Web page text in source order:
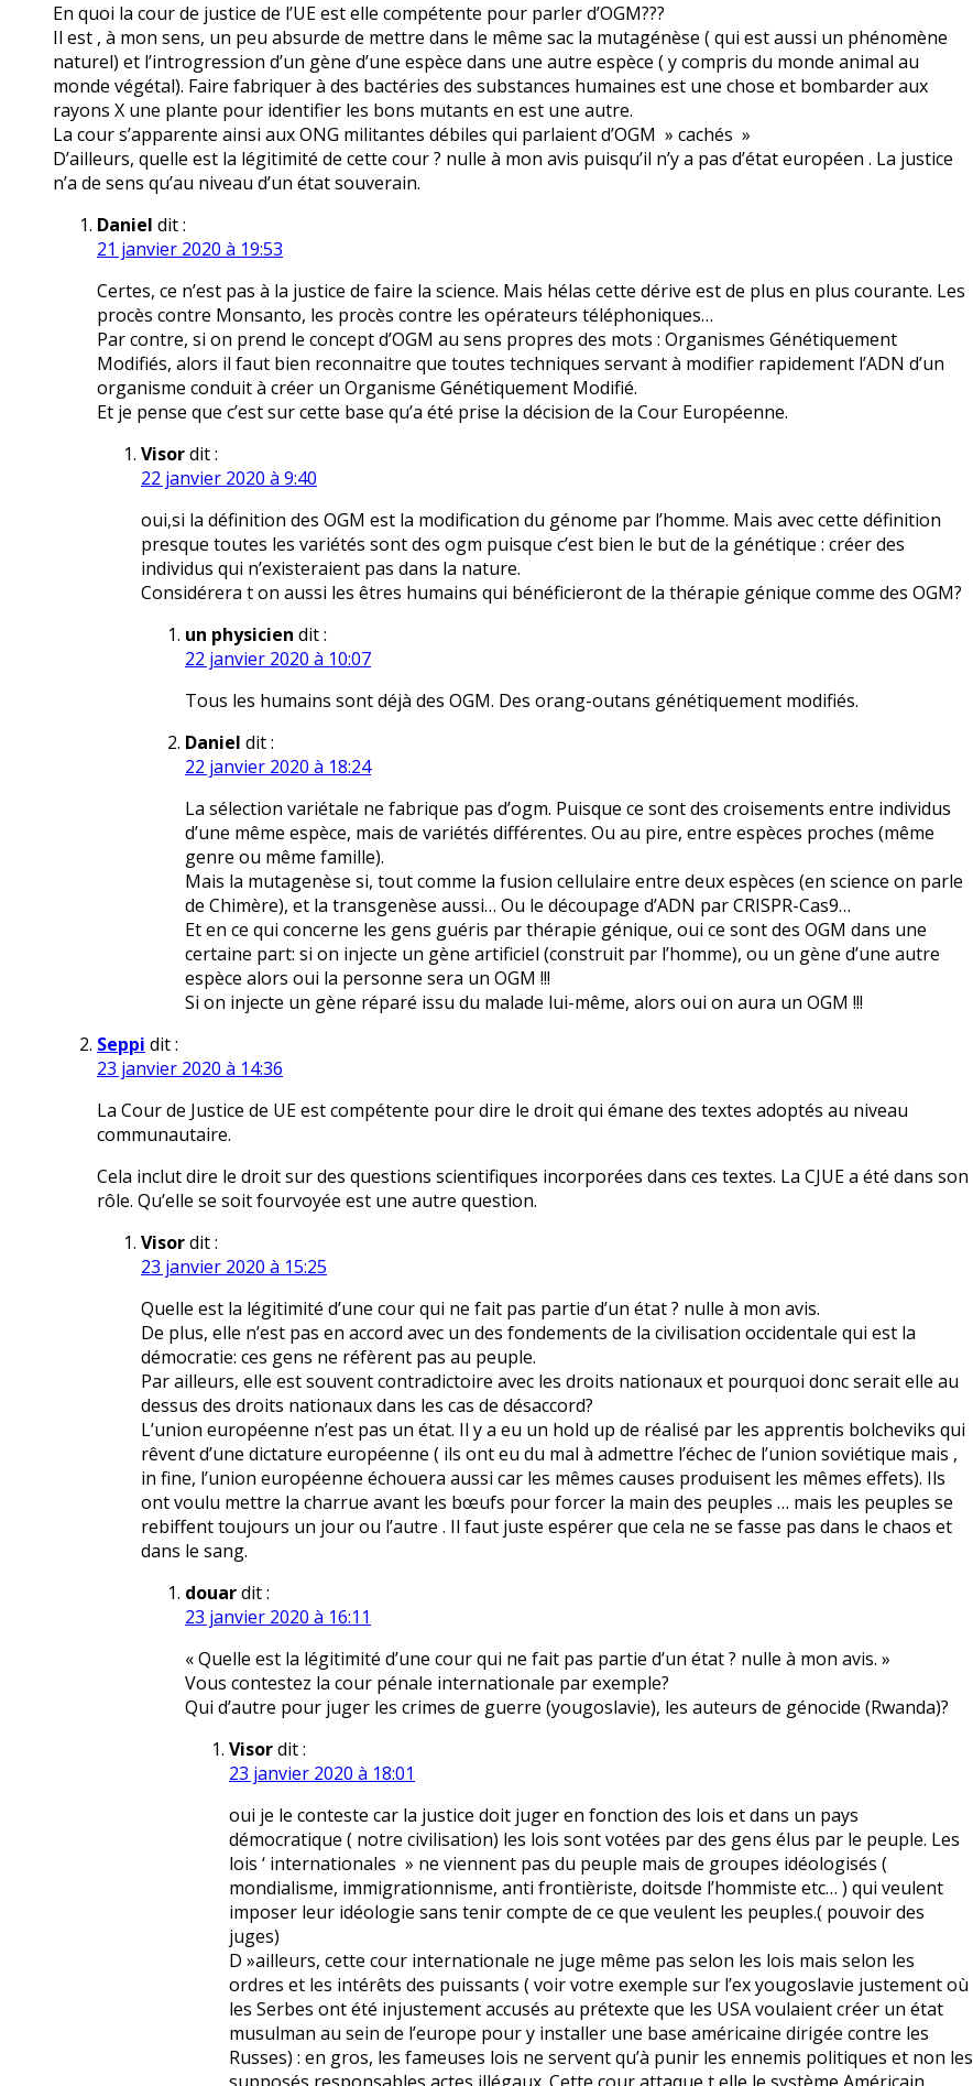
En quoi la cour de justice de l’UE est elle compétente pour parler d’OGM???
Il est , à mon sens, un peu absurde de mettre dans le même sac la mutagénèse ( qui est aussi un phénomène
naturel) et l’introgression d’un gène d’une espèce dans une autre espèce ( y compris du monde animal au
monde végétal). Faire fabriquer à des bactéries des substances humaines est une chose et bombarder aux
rayons X une plante pour identifier les bons mutants en est une autre.
La cour s’apparente ainsi aux ONG militantes débiles qui parlaient d’OGM » cachés »
D’ailleurs, quelle est la légitimité de cette cour ? nulle à mon avis puisqu’il n’y a pas d’état européen . La justice
n’a de sens qu’au niveau d’un état souverain.
Daniel dit :
21 janvier 2020 à 19:53
Certes, ce n’est pas à la justice de faire la science. Mais hélas cette dérive est de plus en plus courante. Les
procès contre Monsanto, les procès contre les opérateurs téléphoniques…
Par contre, si on prend le concept d’OGM au sens propres des mots : Organismes Génétiquement
Modifiés, alors il faut bien reconnaitre que toutes techniques servant à modifier rapidement l’ADN d’un
organisme conduit à créer un Organisme Génétiquement Modifié.
Et je pense que c’est sur cette base qu’a été prise la décision de la Cour Européenne.
Visordit :
22 janvier 2020 à 9:40
oui,si la définition des OGM est la modification du génome par l’homme. Mais avec cette définition
presque toutes les variétés sont des ogm puisque c’est bien le but de la génétique : créer des
individus qui n’existeraient pas dans la nature.
Considérera t on aussi les êtres humains qui bénéficieront de la thérapie génique comme des OGM?
un physicien dit :
22 janvier 2020 à 10:07
Tous les humains sont déjà des OGM. Des orang-outans génétiquement modifiés.
Daniel dit :
22 janvier 2020 à 18:24
La sélection variétale ne fabrique pas d’ogm. Puisque ce sont des croisements entre individus
d’une même espèce, mais de variétés différentes. Ou au pire, entre espèces proches (même
genre ou même famille).
Mais la mutagenèse si, tout comme la fusion cellulaire entre deux espèces (en science on parle
de Chimère), et la transgenèse aussi… Ou le découpage d’ADN par CRISPR-Cas9…
Et en ce qui concerne les gens guéris par thérapie génique, oui ce sont des OGM dans une
certaine part: si on injecte un gène artificiel (construit par l’homme), ou un gène d’une autre
espèce alors oui la personne sera un OGM !!!
Si on injecte un gène réparé issu du malade lui-même, alors oui on aura un OGM !!!
Seppi dit :
23 janvier 2020 à 14:36
La Cour de Justice de UE est compétente pour dire le droit qui émane des textes adoptés au niveau
communautaire.
Cela inclut dire le droit sur des questions scientifiques incorporées dans ces textes. La CJUE a été dans son
rôle. Qu’elle se soit fourvoyée est une autre question.
Visordit :
23 janvier 2020 à 15:25
Quelle est la légitimité d’une cour qui ne fait pas partie d’un état ? nulle à mon avis.
De plus, elle n’est pas en accord avec un des fondements de la civilisation occidentale qui est la
démocratie: ces gens ne réfèrent pas au peuple.
Par ailleurs, elle est souvent contradictoire avec les droits nationaux et pourquoi donc serait elle au
dessus des droits nationaux dans les cas de désaccord?
L’union européenne n’est pas un état. Il y a eu un hold up de réalisé par les apprentis bolcheviks qui
rêvent d’une dictature européenne ( ils ont eu du mal à admettre l’échec de l’union soviétique mais ,
in fine, l’union européenne échouera aussi car les mêmes causes produisent les mêmes effets). Ils
ont voulu mettre la charrue avant les bœufs pour forcer la main des peuples … mais les peuples se
rebiffent toujours un jour ou l’autre . Il faut juste espérer que cela ne se fasse pas dans le chaos et
dans le sang.
douardit :
23 janvier 2020 à 16:11
« Quelle est la légitimité d’une cour qui ne fait pas partie d’un état ? nulle à mon avis. »
Vous contestez la cour pénale internationale par exemple?
Qui d’autre pour juger les crimes de guerre (yougoslavie), les auteurs de génocide (Rwanda)?
Visordit :
23 janvier 2020 à 18:01
oui je le conteste car la justice doit juger en fonction des lois et dans un pays
démocratique ( notre civilisation) les lois sont votées par des gens élus par le peuple. Les
lois ‘ internationales » ne viennent pas du peuple mais de groupes idéologisés (
mondialisme, immigrationnisme, anti frontièriste, doitsde l’hommiste etc… ) qui veulent
imposer leur idéologie sans tenir compte de ce que veulent les peuples.( pouvoir des
juges)
D »ailleurs, cette cour internationale ne juge même pas selon les lois mais selon les
ordres et les intérêts des puissants ( voir votre exemple sur l’ex yougoslavie justement où
les Serbes ont été injustement accusés au prétexte que les USA voulaient créer un état
musulman au sein de l’europe pour y installer une base américaine dirigée contre les
Russes) : en gros, les fameuses lois ne servent qu’à punir les ennemis politiques et non les